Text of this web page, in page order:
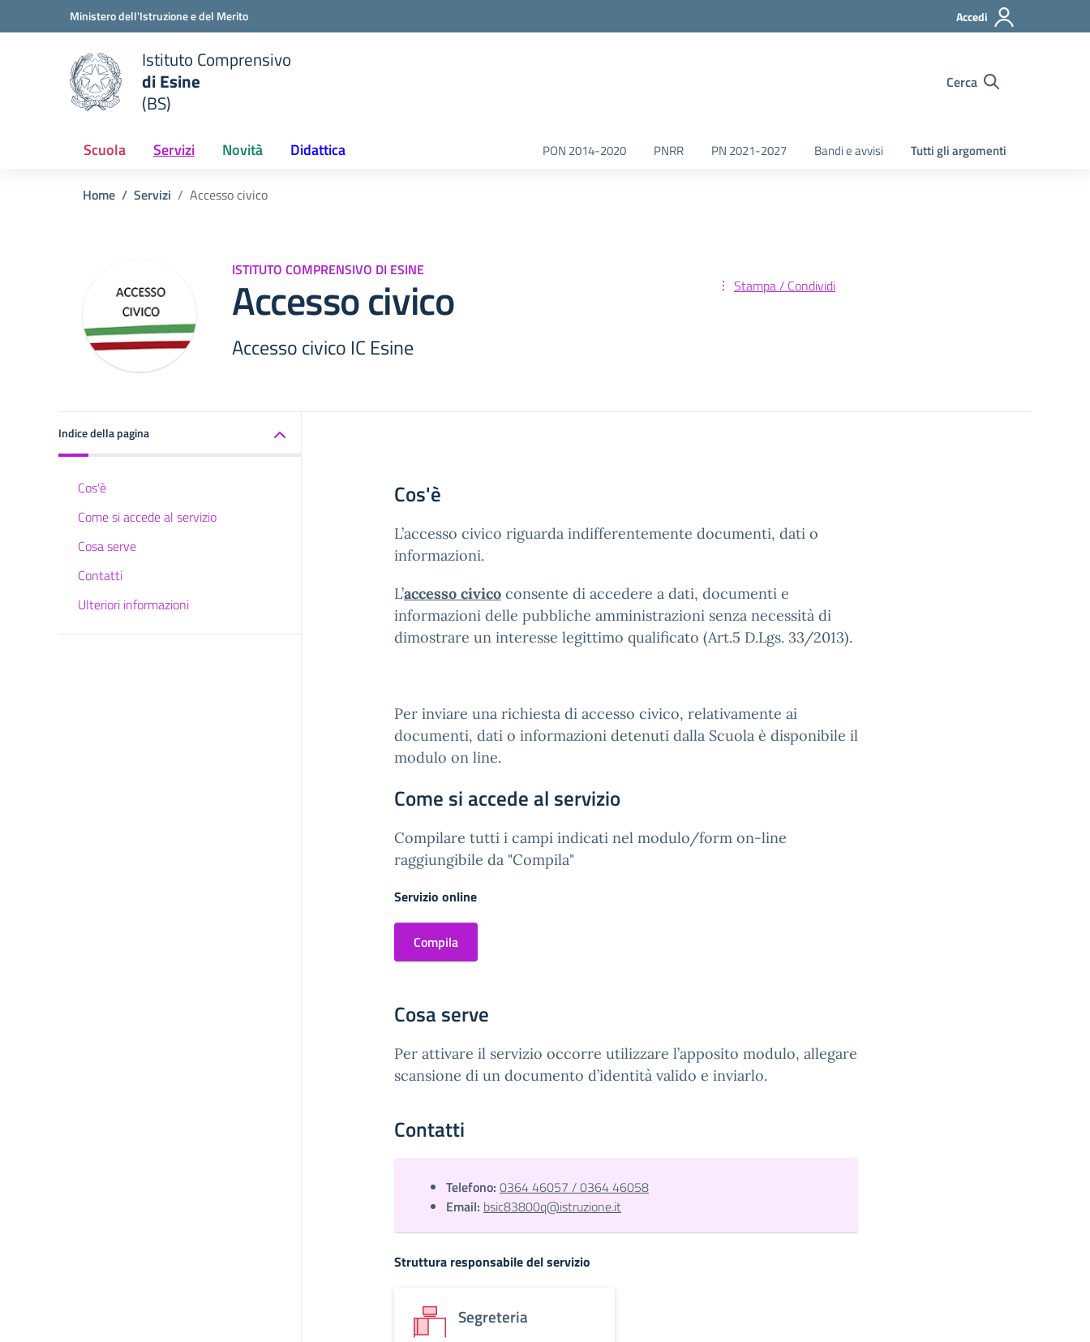
Vai ai contenuti
Vai al menu di navigazioneMinistero dell'Istruzione e del Merito Accedi
scuola
Istituto Comprensivo
di Esine
(BS)
Cerca
Scuola Servizi Novità Didattica PON 2014-2020 PNRR PN 2021-2027 Bandi e avvisi Tutti gli argomenti
Home Servizi Accesso civico
ISTITUTO COMPRENSIVO DI ESINE
Accesso civico
Accesso civico IC Esine
Stampa / Condividi
Indice della pagina
Cos'è
Come si accede al servizio
Cosa serve
Contatti
Ulteriori informazioni
Cos'è
L’accesso civico riguarda indifferentemente documenti, dati o
informazioni.
L’accesso civico consente di accedere a dati, documenti e
informazioni delle pubbliche amministrazioni senza necessità di
dimostrare un interesse legittimo qualificato (Art.5 D.Lgs. 33/2013).
Per inviare una richiesta di accesso civico, relativamente ai
documenti, dati o informazioni detenuti dalla Scuola è disponibile il
modulo on line.
Come si accede al servizio
Compilare tutti i campi indicati nel modulo/form on-line
raggiungibile da "Compila"
Servizio online
Compila
Cosa serve
Per attivare il servizio occorre utilizzare l’apposito modulo, allegare
scansione di un documento d’identità valido e inviarlo.
Contatti
Telefono: 0364 46057 / 0364 46058
Email: bsic83800q@istruzione.it
Struttura responsabile del servizio
Segreteria